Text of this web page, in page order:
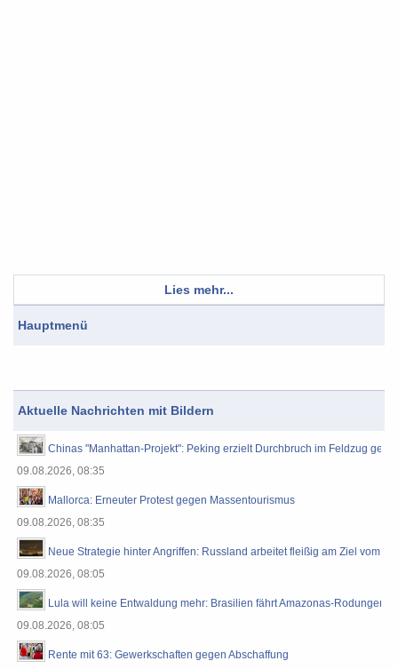
Lies mehr...
Hauptmenü
Aktuelle Nachrichten mit Bildern
Chinas "Manhattan-Projekt": Peking erzielt Durchbruch im Feldzug
09.08.2026, 08:35
Mallorca: Erneuter Protest gegen Massentourismus
09.08.2026, 08:35
Neue Strategie hinter Angriffen: Russland arbeitet fleißig am Ziel vom
09.08.2026, 08:05
Lula will keine Entwaldung mehr: Brasilien fährt Amazonas-Rodungen
09.08.2026, 08:05
Rente mit 63: Gewerkschaften gegen Abschaffung